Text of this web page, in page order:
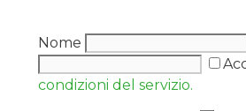
Nome
condizioni del servizio.